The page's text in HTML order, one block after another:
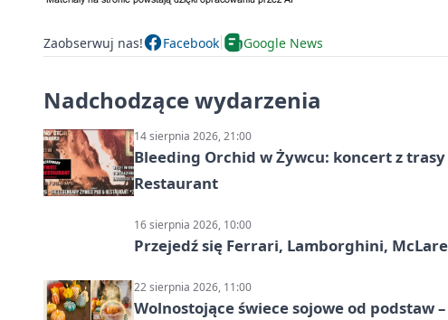
Zaobserwuj nas! Facebook Google News
Nadchodzące wydarzenia
14 sierpnia 2026, 21:00
Bleeding Orchid w Żywcu: koncert z
Restaurant
16 sierpnia 2026, 10:00
Przejedź się Ferrari, Lamborghini,
22 sierpnia 2026, 11:00
Wolnostojące świece sojowe od podstaw